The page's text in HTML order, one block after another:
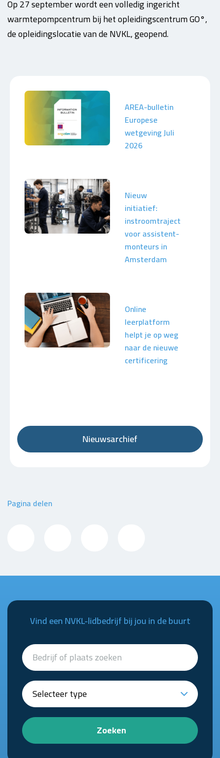
Op 27 september wordt een volledig ingericht
warmtepompcentrum bij het opleidingscentrum GO°,
de opleidingslocatie van de NVKL, geopend.
AREA-bulletin
Europese
wetgeving Juli
2026
Nieuw
initiatief:
instroomtraject
voor assistent-
monteurs in
Amsterdam
Online
leerplatform
helpt je op weg
naar de nieuwe
certificering
Nieuwsarchief
Pagina delen
Vind een NVKL-lidbedrijf bij jou in de buurt
Zoeken